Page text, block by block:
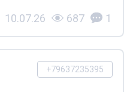
10.07.26 687 1
+79637235395